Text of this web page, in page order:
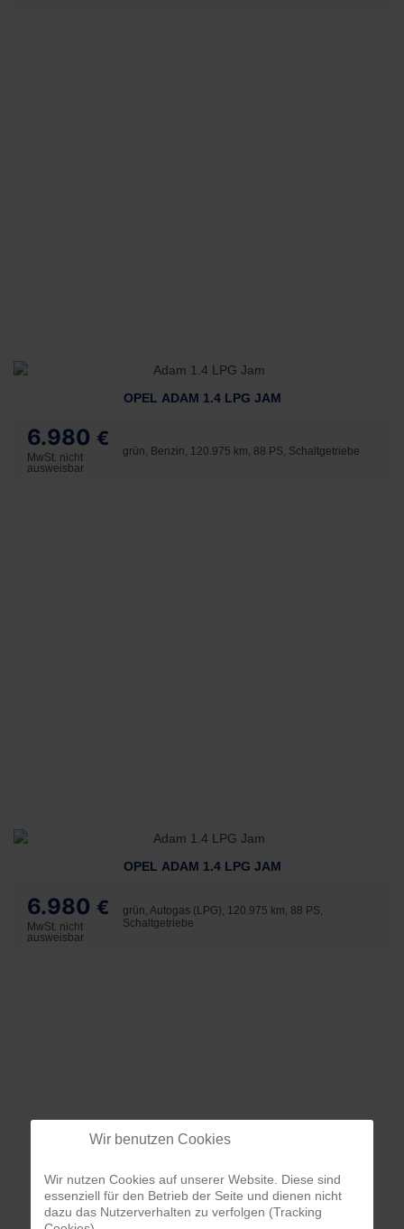
OPEL ADAM 1.4 LPG JAM
6.980 €
MwSt. nicht
ausweisbar
grün, Benzin, 120.975 km, 88 PS, Schaltgetriebe
OPEL ADAM 1.4 LPG JAM
6.980 €
MwSt. nicht
ausweisbar
grün, Autogas (LPG), 120.975 km, 88 PS,
Schaltgetriebe
Wir benutzen Cookies
Wir nutzen Cookies auf unserer Website. Diese sind
essenziell für den Betrieb der Seite und dienen nicht
dazu das Nutzerverhalten zu verfolgen (Tracking